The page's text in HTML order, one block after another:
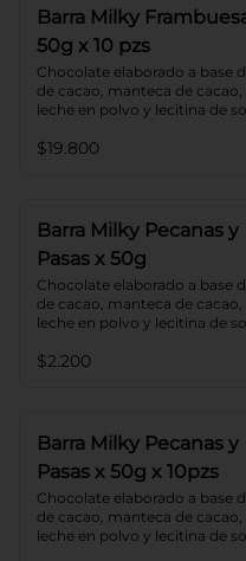
Barra Milky
50g x 10 pzs
Chocolate elaborado a base
de cacao, manteca de cacao,
leche en polvo y lecitina de
$19.800
Barra Milky Pecanas y
Pasas x 50g
Chocolate elaborado a base
de cacao, manteca de cacao,
leche en polvo y lecitina de
Porcentaje de Cacao: 40%
$2.200
Barra Milky Pecanas y
Pasas x 50g x 10pzs
Chocolate elaborado a base
de cacao, manteca de cacao,
leche en polvo y lecitina de